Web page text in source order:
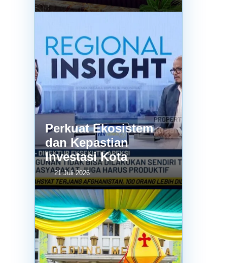
Perkuat Ekosistem
dan Kepastian
Investasi Kota
21 Juli 2026